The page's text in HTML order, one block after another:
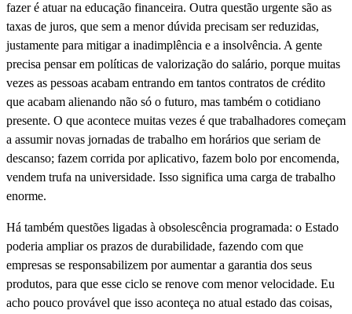
fazer é atuar na educação financeira. Outra questão urgente são as
taxas de juros, que sem a menor dúvida precisam ser reduzidas,
justamente para mitigar a inadimplência e a insolvência. A gente
precisa pensar em políticas de valorização do salário, porque muitas
vezes as pessoas acabam entrando em tantos contratos de crédito
que acabam alienando não só o futuro, mas também o cotidiano
presente. O que acontece muitas vezes é que trabalhadores começam
a assumir novas jornadas de trabalho em horários que seriam de
descanso; fazem corrida por aplicativo, fazem bolo por encomenda,
vendem trufa na universidade. Isso significa uma carga de trabalho
enorme.
Há também questões ligadas à obsolescência programada: o Estado
poderia ampliar os prazos de durabilidade, fazendo com que
empresas se responsabilizem por aumentar a garantia dos seus
produtos, para que esse ciclo se renove com menor velocidade. Eu
acho pouco provável que isso aconteça no atual estado das coisas,